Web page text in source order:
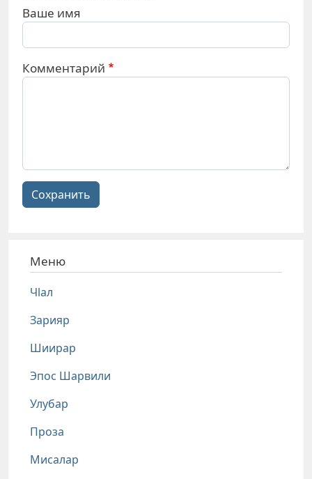
Ваше имя
Комментарий
Сохранить
Меню
Чlал
Зарияр
Шиирар
Эпос Шарвили
Улубар
Проза
Мисалар